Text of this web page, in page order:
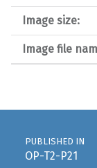
Image size:
Image file
Post navigation
PUBLISHED IN
OP-T2-P21